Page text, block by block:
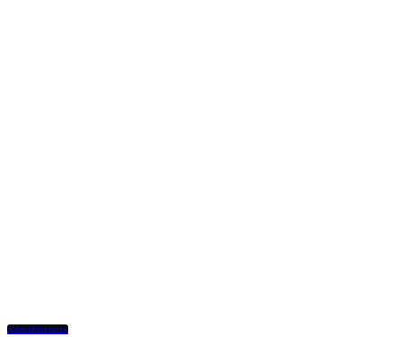
Administratie